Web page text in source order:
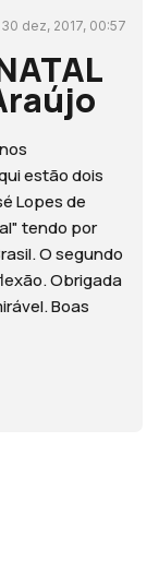
30 dez, 2017, 00:57
estão dois
Lopes de
tendo por
O segundo
Obrigada
Boas